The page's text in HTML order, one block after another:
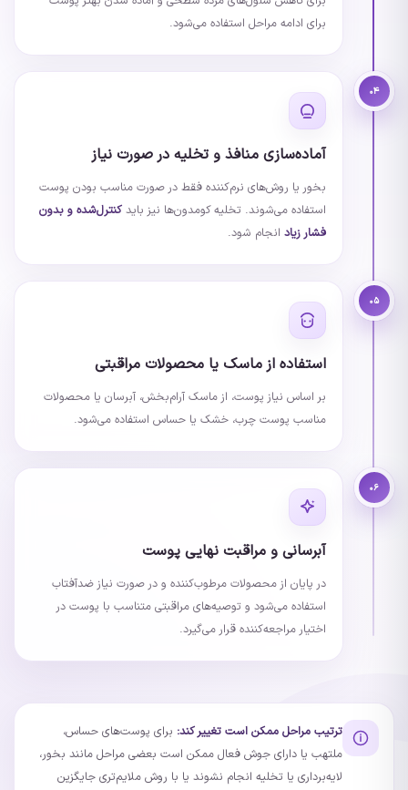
برای ادامه مراحل استفاده می‌شود.
۰۴
آماده‌سازی منافذ و تخلیه در صورت نیاز
بخور یا روش‌های نرم‌کننده فقط در صورت مناسب بودن پوست
استفاده می‌شوند. تخلیه کومدون‌ها نیز باید کنترل‌شده و بدون
فشار زیاد انجام شود.
استفاده از ماسک یا محصولات مراقبتی
بر اساس نیاز پوست، از ماسک آرام‌بخش، آبرسان یا محصولات
مناسب پوست چرب، خشک یا حساس استفاده می‌شود.
۰۵
۰۶
آبرسانی و مراقبت نهایی پوست
در پایان از محصولات مرطوب‌کننده و در صورت نیاز ضدآفتاب
استفاده می‌شود و توصیه‌های مراقبتی متناسب با پوست در
اختیار مراجعه‌کننده قرار می‌گیرد.
ترتیب مراحل ممکن است تغییر کند: برای پوست‌های حساس،
ملتهب یا دارای جوش فعال ممکن است بعضی مراحل مانند بخور،
لایه‌برداری یا تخلیه انجام نشوند یا با روش ملایم‌تری جایگزین